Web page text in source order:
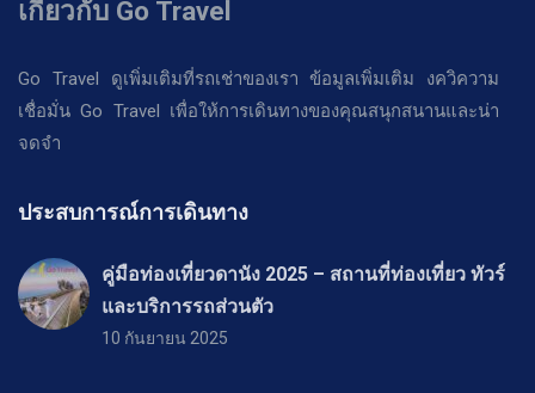
เกี่ยวกับ Go Travel
Go Travel ดูเพิ่มเติมที่รถเช่าของเรา ข้อมูลเพิ่มเติม งควิความ
เชื่อมั่น Go Travel เพื่อให้การเดินทางของคุณสนุกสนานและน่า
จดจำ
ประสบการณ์การเดินทาง
คู่มือท่องเที่ยวดานัง 2025 – สถานที่ท่องเที่ยว ทัวร์
และบริการรถส่วนตัว
10 กันยายน 2025